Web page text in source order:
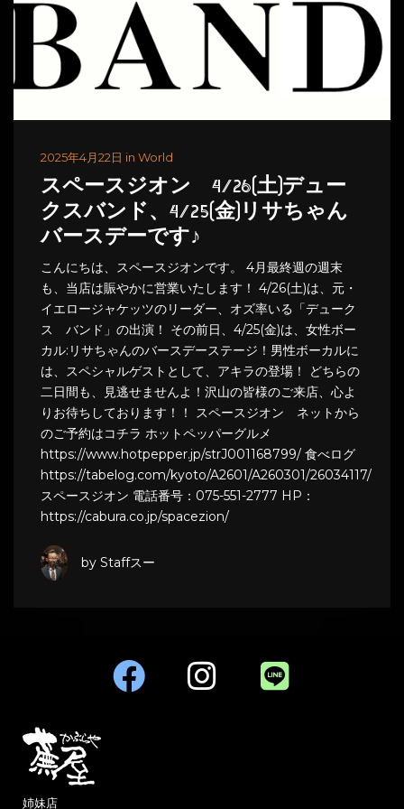
2025年4月22日 in World
スペースジオン 4/26(土)デュー
クスバンド、4/25(金)リサちゃん
バースデーです♪
こんにちは、スペースジオンです。 4月最終週の週末
も、当店は賑やかに営業いたします！ 4/26(土)は、元・
イエロージャケッツのリーダー、オズ率いる「デューク
ス バンド」の出演！ その前日、4/25(金)は、女性ボー
カル:リサちゃんのバースデーステージ！男性ボーカルに
は、スペシャルゲストとして、アキラの登場！ どちらの
二日間も、見逃せませんよ！沢山の皆様のご来店、心よ
りお待ちしております！！ スペースジオン ネットから
のご予約はコチラ ホットペッパーグルメ
https://www.hotpepper.jp/strJ001168799/ 食べログ
https://tabelog.com/kyoto/A2601/A260301/26034117/
スペースジオン 電話番号：075-551-2777 HP：
https://cabura.co.jp/spacezion/
by Staffスー
姉妹店